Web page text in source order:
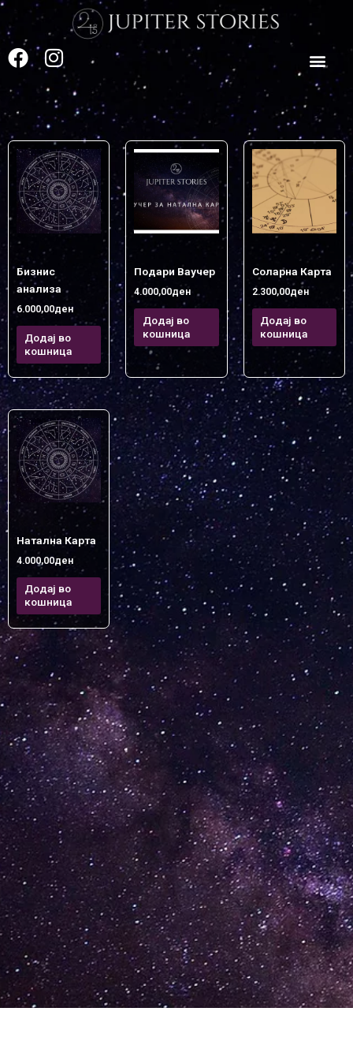
Skip
to
content
F
b
o
o
k
I
n
s
t
a
g
r
a
m
Бизнис
анализа
6.000,00ден
Додај во
кошница
Подари Ваучер
4.000,00ден
Додај во
кошница
Соларна Карта
2.300,00ден
Додај во
кошница
Натална Карта
4.000,00ден
Додај во
кошница